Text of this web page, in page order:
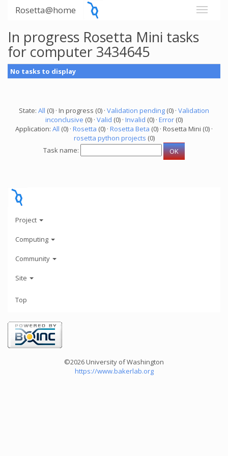
Rosetta@home
In progress Rosetta Mini tasks
for computer 3434645
No tasks to display
State: All (0) · In progress (0) · Validation pending (0) · Validation
inconclusive (0) · Valid (0) · Invalid (0) · Error (0)
Application: All (0) · Rosetta (0) · Rosetta Beta (0) · Rosetta Mini (0) ·
rosetta python projects (0)
Task name:
Project
Computing
Community
Site
Top
©2026 University of Washington
https://www.bakerlab.org